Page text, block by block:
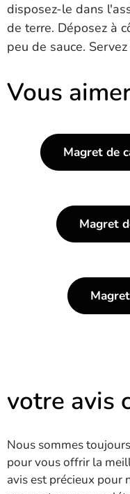
disposez-le dans
de terre. Déposez à
peu de sauce.
Vous
Magret de
Magret
votre avis
Nous sommes
pour vous offrir la
avis est précieux pour